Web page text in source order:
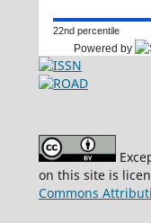
22nd percentile
Powered by
on this site is
Commons